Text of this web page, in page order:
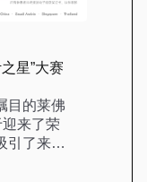
星”大赛
目的莱佛
迎来了荣
引了来自